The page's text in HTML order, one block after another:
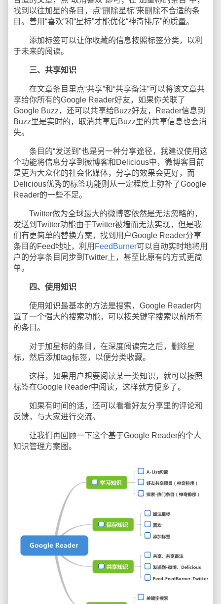
找到以往加星的条目，点“删除星标”来删除不合适的条
目。善用“喜欢”和“星标”才能优化“神奇排序”的质量。
添加标签可以让你收藏的信息按照标签分类，以利
于未来的阅读。
三、共享知识
在文章条目里点“共享”和“共享备注”可以将该文章共
享给你所有的Google Reader好友，如果你关联了
Google Buzz，还可以共享给Buzz好友，Reader信息到
Buzz里是实时的，取消共享后Buzz里的共享信息也会消
失。
条目的“发送到”也是另一种分享途径，我建议使用这
个功能将信息分享到微博客和Delicious中，微博客目前
是更为大众化的社会化媒体，分享的效果会更好，而
Delicious优秀的标签功能则从一定程度上弥补了Google
Reader的一些不足。
Twitter做为全球最大的微博客依然是无法忽略的，
发送到Twitter功能由于Twitter被墙而无法实现，但是我
们有更简单的替换方案，找到用户Google Reader分享
条目的Feed地址，利用 FeedBurner可以自动实时地将用
户的分享条目同步到Twitter上，甚至比原有的方式更简
单。
四、使用知识
使用知识最基本的方法是搜索，Google Reader内
置了一个强大的搜索功能，可以按关键字搜索以前所有
的条目。
对于加星标的条目，在深度阅读完之后，删除星
标，然后添加tag标签，以便分类收藏。
这样，如果用户想要阅读某一类知识，就可以按照
标签在Google Reader中阅读，这样就方便多了。
如果有时间的话，还可以看看好友分享里的评论和
反馈，与大家进行交流。
让我们再回顾一下这个基于Google Reader的个人
知识管理方案图。